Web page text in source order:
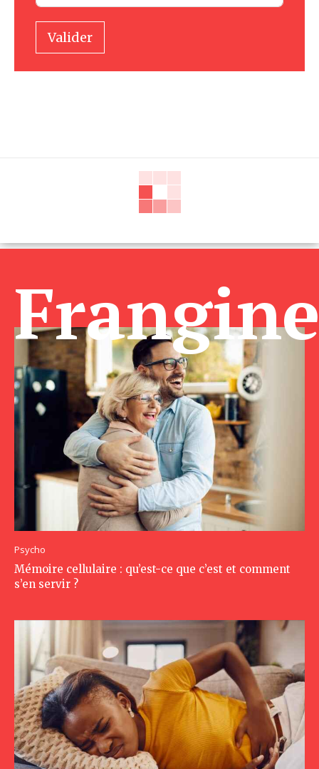
Valider
Psycho
Mémoire cellulaire : qu’est-ce que c’est et comment
s’en servir ?